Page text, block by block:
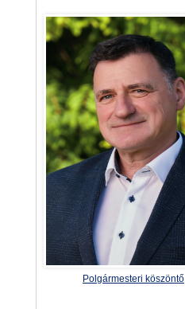
Polgármesteri köszöntő